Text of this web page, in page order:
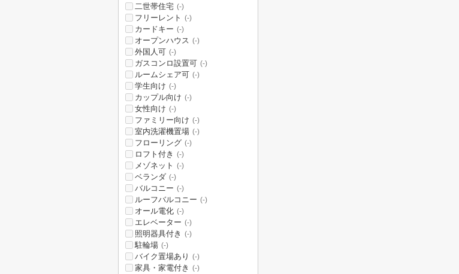
二世帯住宅 (-)
フリーレント (-)
カードキー (-)
オープンハウス (-)
外国人可 (-)
ガスコンロ設置可 (-)
ルームシェア可 (-)
学生向け (-)
カップル向け (-)
女性向け (-)
ファミリー向け (-)
室内洗濯機置場 (-)
フローリング (-)
ロフト付き (-)
メゾネット (-)
ベランダ (-)
バルコニー (-)
ルーフバルコニー (-)
オール電化 (-)
エレベーター (-)
照明器具付き (-)
駐輪場 (-)
バイク置場あり (-)
家具・家電付き (-)